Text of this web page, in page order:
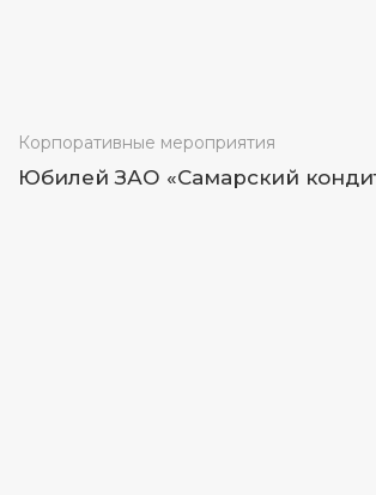
Корпоративные мероприятия
Юбилей ЗАО «Самарский